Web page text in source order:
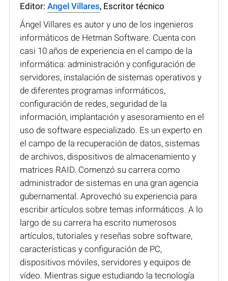
Editor: Angel Villares, Escritor técnico
Ángel Villares es autor y uno de los ingenieros
informáticos de Hetman Software. Cuenta con
casi 10 años de experiencia en el campo de la
informática: administración y configuración de
servidores, instalación de sistemas operativos y
de diferentes programas informáticos,
configuración de redes, seguridad de la
información, implantación y asesoramiento en el
uso de software especializado. Es un experto en
el campo de la recuperación de datos, sistemas
de archivos, dispositivos de almacenamiento y
matrices RAID. Comenzó su carrera como
administrador de sistemas en una gran agencia
gubernamental. Aprovechó su experiencia para
escribir artículos sobre temas informáticos. A lo
largo de su carrera ha escrito numerosos
artículos, tutoriales y reseñas sobre software,
características y configuración de PC,
dispositivos móviles, servidores y equipos de
vídeo. Mientras sigue estudiando la tecnología